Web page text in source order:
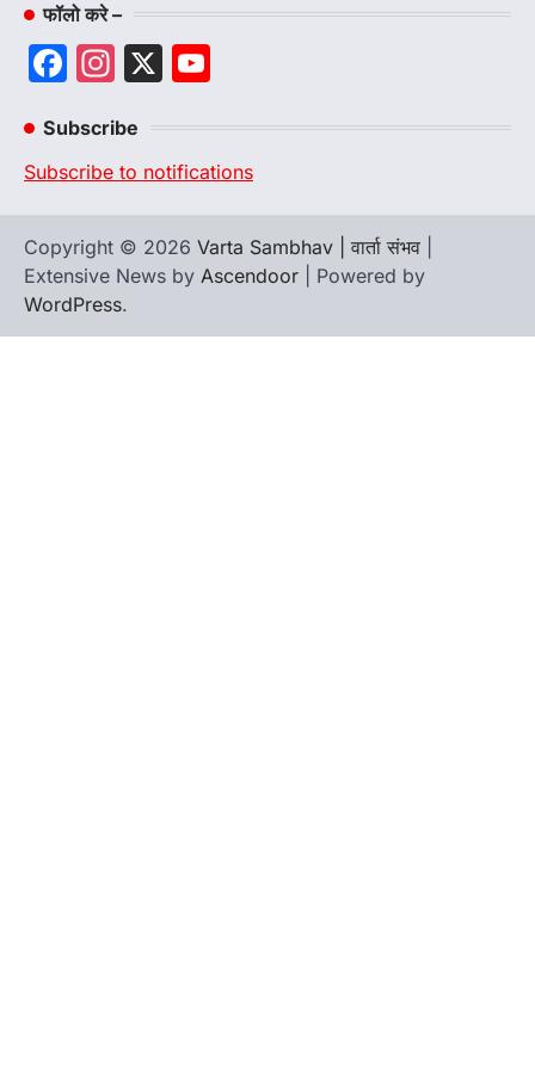
फॉलो करे –
Facebook
Instagram
X
Subscribe
Subscribe to notifications
Copyright © 2026 Varta Sambhav | वार्ता संभव
Extensive News by Ascendoor | Powered by
WordPress.